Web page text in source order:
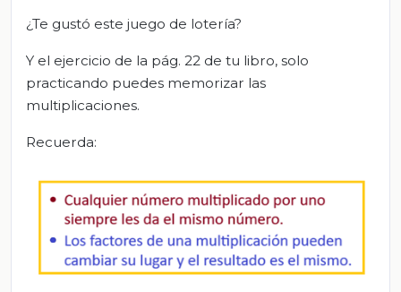
¿Te gustó este juego de lotería?
Y el ejercicio de la pág. 22 de tu libro, solo
practicando puedes memorizar las
multiplicaciones.
Recuerda: